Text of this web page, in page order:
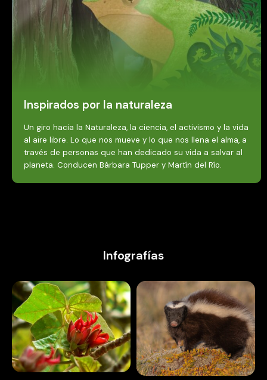
Inspirados por la naturaleza
Un giro hacia la Naturaleza, la ciencia, el activismo y la vida
al aire libre. Lo que nos mueve y lo que nos llena el alma, a
través de personas que han dedicado su vida a salvar al
planeta. Conducen Bárbara Tupper y Martín del Río.
Infografías